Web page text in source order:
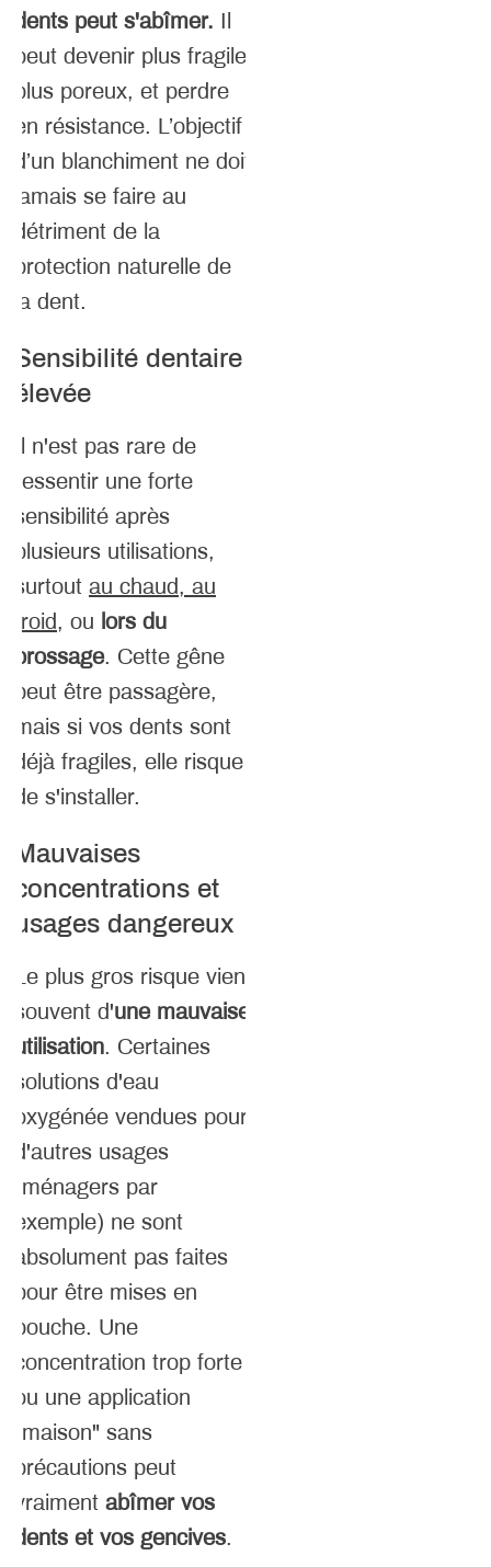
dents peut s'abîmer.
peut devenir plus fragile,
plus poreux, et perdre
en résistance. L’objectif
d’un blanchiment ne doit
jamais se faire au
détriment de la
protection naturelle de
la dent.
Sensibilité dentaire
élevée
Il n'est pas rare de
ressentir une forte
sensibilité après
plusieurs utilisations,
surtout au chaud, au
froid , ou lors du
brossage. Cette gêne
peut être passagère,
mais si vos dents sont
déjà fragiles, elle risque
de s'installer.
Mauvaises
concentrations et
usages dangereux
Le plus gros risque vient
souvent d'une mauvaise
utilisation. Certaines
solutions d'eau
oxygénée vendues pour
d'autres usages
(ménagers par
exemple) ne sont
absolument pas faites
pour être mises en
bouche. Une
concentration trop forte
ou une application
"maison" sans
précautions peut
vraiment abîmer vos
dents et vos gencives.